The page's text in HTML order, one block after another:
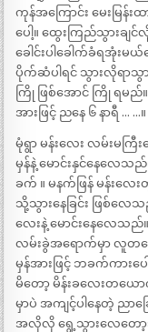
ကုန်အကြောင်း မေးမြန်
ပေါ့။ ထွေးကြည်သွားချ
ခေါင်းပါခေါက်ခံရအုံ
ပိုက်ဆံပါရင် သွားလိုရာသွ
ကြို ဖြစ်အောင် ကြို ရမ
အားဖြင့် ညနေ ၆ နာရီ … …။
မုံရွာ မန်းလေး လမ်းမကြီ
မှန်နဲ့ မောင်းနှင်နေလေသ
ခက် ။ မနက်ဖြန် မန်း
သို့သွားနေခြင်း ဖြစ်လ
လေးနဲ့ မောင်းနေလေသည်
လမ်းခွဲအရောက်မှာ လူတယ
မှန်အားဖြင့် ဘခက်ကားပ
မိတော့ မိန်းခလေးတယေ
မှာပဲ အကျင့်ပါနေတဲ့ ည
အလိုလို ရွေ့သွားလေတော့